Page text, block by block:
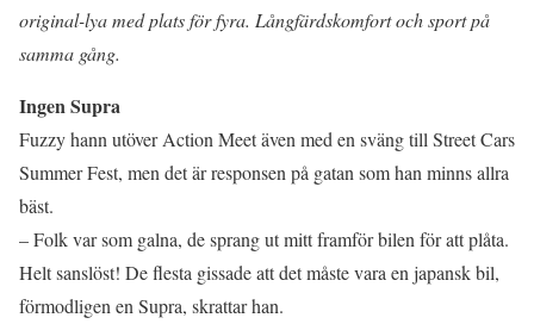
original-lya med plats för fyra. Långfärdskomfort och sport på
samma gång.
Ingen Supra
Fuzzy hann utöver Action Meet även med en sväng till Street Cars
Summer Fest, men det är responsen på gatan som han minns allra
bäst.
– Folk var som galna, de sprang ut mitt framför bilen för att plåta.
Helt sanslöst! De flesta gissade att det måste vara en japansk bil,
förmodligen en Supra, skrattar han.